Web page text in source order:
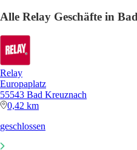
Alle Relay Geschäfte in
Relay
Europaplatz
55543 Bad Kreuznach
0,42 km
geschlossen